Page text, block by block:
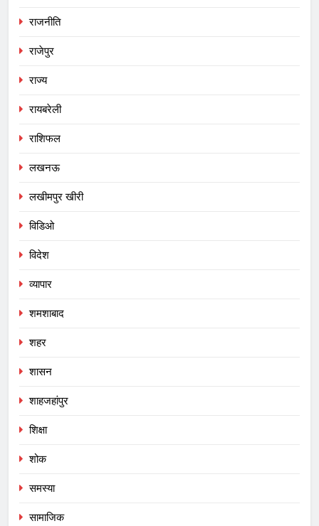
राजनीति
राजेपुर
राज्य
रायबरेली
राशिफल
लखनऊ
लखीमपुर खीरी
विडिओ
विदेश
व्यापार
शमशाबाद
शहर
शासन
शाहजहांपुर
शिक्षा
शोक
समस्या
सामाजिक